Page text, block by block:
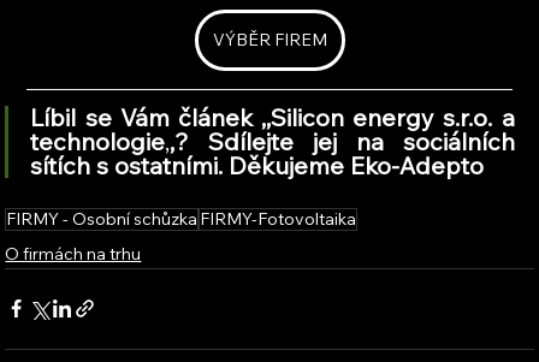
VÝBĚR FIREM
Líbil se Vám článek ,,Silicon energy s.r.o. a
technologie,,? Sdílejte jej na sociálních
sítích s ostatními. Děkujeme Eko-Adepto
FIRMY - Osobní schůzka FIRMY-Fotovoltaika
O firmách na trhu